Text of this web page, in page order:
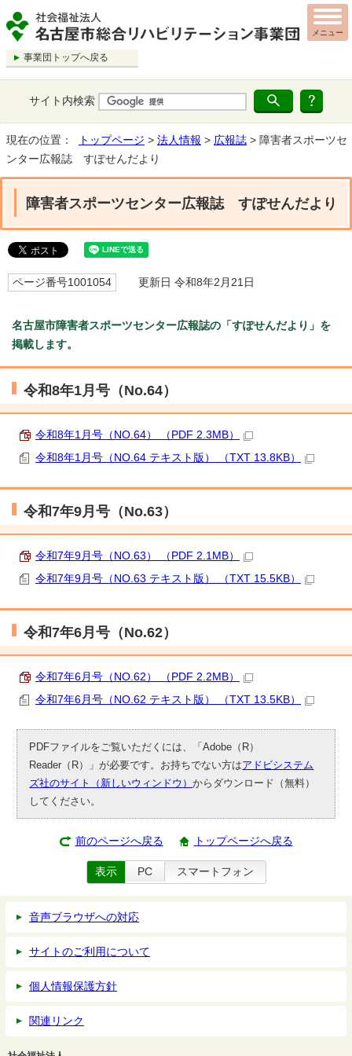
事業団トップへ戻る
サイト内検索
メニュー
現在の位置： トップページ > 法人情報 > 広報誌 > 障害者スポーツセ
ンター広報誌 すぽせんだより
障害者スポーツセンター広報誌 すぽせんだより
ページ番号1001054 更新日 令和8年2月21日
名古屋市障害者スポーツセンター広報誌の「すぽせんだより」を
掲載します。
令和8年1月号（No.64）
令和8年1月号（NO.64） （PDF 2.3MB）
令和8年1月号（NO.64 テキスト版） （TXT 13.8KB）
令和7年9月号（No.63）
令和7年9月号（NO.63） （PDF 2.1MB）
令和7年9月号（NO.63 テキスト版） （TXT 15.5KB）
令和7年6月号（No.62）
令和7年6月号（NO.62） （PDF 2.2MB）
令和7年6月号（NO.62 テキスト版） （TXT 13.5KB）
PDFファイルをご覧いただくには、「Adobe（R）
Reader（R）」が必要です。お持ちでない方はアドビシステム
ズ社のサイト（新しいウィンドウ）からダウンロード（無料）
してください。
前のページへ戻る トップページへ戻る
表示 PC スマートフォン
音声ブラウザへの対応
サイトのご利用について
個人情報保護方針
関連リンク